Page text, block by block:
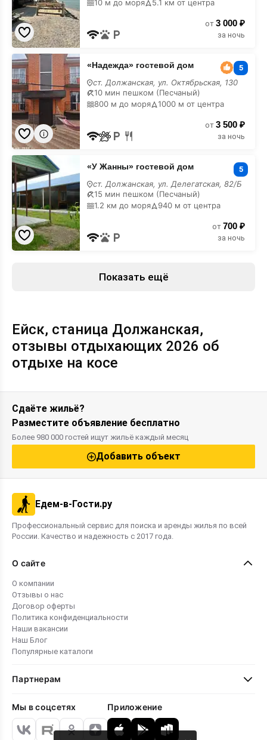
10 м до моря
5.1 км от центра
от 3 000 ₽
за ночь
«Надежда»
гостевой
дом
«Надежда» гостевой дом 5
ст. Должанская, ул. Октябрьская, 130
10 мин пешком (Песчаный)
800 м до моря
1000 м от центра
от 3 500 ₽
за ночь
«У
Жанны»
гостевой
дом
«У Жанны» гостевой дом 5
ст. Должанская, ул. Делегатская, 82/Б
15 мин пешком (Песчаный)
1.2 км до моря
940 м от центра
от 700 ₽
за ночь
Показать ещё
Ейск, станица Должанская,
отзывы отдыхающих 2026 об
отдыхе на косе
Сдаёте жильё?
Разместите объявление бесплатно
Более 980 000 гостей ищут жильё каждый месяц
Добавить объект
Едем-в-Гости.ру
Профессиональный сервис для поиска и аренды жилья по всей
России. Качество и надежность с 2017 года.
О сайте
О компании
Отзывы о нас
Договор оферты
Политика конфиденциальности
Наши вакансии
Наш Блог
Популярные каталоги
Партнерам
Мы в соцсетях Приложение
Крытый бассейн с
подогревом!